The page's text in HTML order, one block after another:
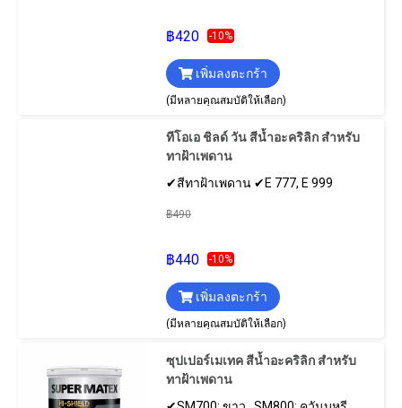
฿420 -10%
เพิ่มลงตะกร้า
(มีหลายคุณสมบัติให้เลือก)
ทีโอเอ ชิลด์ วัน สีน้ำอะคริลิก สำหรับ
ทาฝ้าเพดาน
✔สีทาฝ้าเพดาน ✔E 777, E 999
฿490
฿440 -10%
เพิ่มลงตะกร้า
(มีหลายคุณสมบัติให้เลือก)
ซุปเปอร์เมเทค สีน้ำอะคริลิก สําหรับ
ทาฝ้าเพดาน